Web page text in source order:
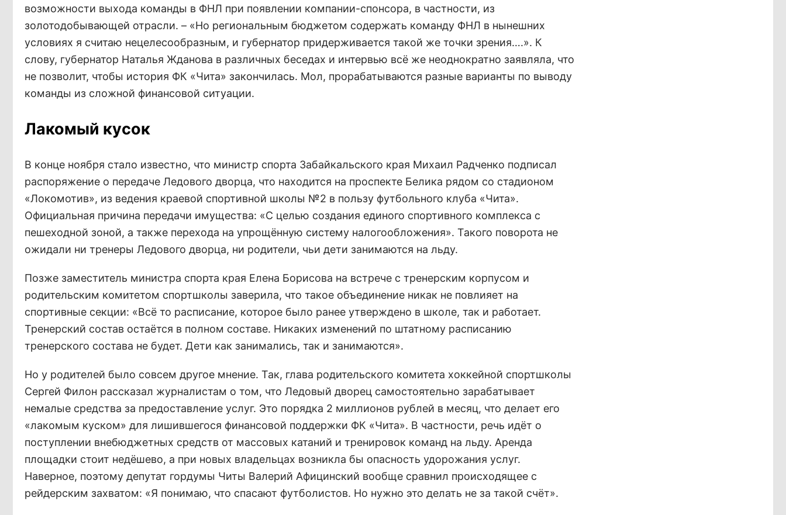
возможности выхода команды в ФНЛ при появлении компании-спонсора, в частности, из
золотодобывающей отрасли. – «Но региональным бюджетом содержать команду ФНЛ в нынешних
условиях я считаю нецелесообразным, и губернатор придерживается такой же точки зрения….». К
слову, губернатор Наталья Жданова в различных беседах и интервью всё же неоднократно заявляла, что
не позволит, чтобы история ФК «Чита» закончилась. Мол, прорабатываются разные варианты по выводу
команды из сложной финансовой ситуации.
Лакомый кусок
В конце ноября стало известно, что министр спорта Забайкальского края Михаил Радченко подписал
распоряжение о передаче Ледового дворца, что находится на проспекте Белика рядом со стадионом
«Локомотив», из ведения краевой спортивной школы №2 в пользу футбольного клуба «Чита».
Официальная причина передачи имущества: «С целью создания единого спортивного комплекса с
пешеходной зоной, а также перехода на упрощённую систему налогообложения». Такого поворота не
ожидали ни тренеры Ледового дворца, ни родители, чьи дети занимаются на льду.
Позже заместитель министра спорта края Елена Борисова на встрече с тренерским корпусом и
родительским комитетом спортшколы заверила, что такое объединение никак не повлияет на
спортивные секции: «Всё то расписание, которое было ранее утверждено в школе, так и работает.
Тренерский состав остаётся в полном составе. Никаких изменений по штатному расписанию
тренерского состава не будет. Дети как занимались, так и занимаются».
Но у родителей было совсем другое мнение. Так, глава родительского комитета хоккейной спортшколы
Сергей Филон рассказал журналистам о том, что Ледовый дворец самостоятельно зарабатывает
немалые средства за предоставление услуг. Это порядка 2 миллионов рублей в месяц, что делает его
«лакомым куском» для лишившегося финансовой поддержки ФК «Чита». В частности, речь идёт о
поступлении внебюджетных средств от массовых катаний и тренировок команд на льду. Аренда
площадки стоит недёшево, а при новых владельцах возникла бы опасность удорожания услуг.
Наверное, поэтому депутат гордумы Читы Валерий Афицинский вообще сравнил происходящее с
рейдерским захватом: «Я понимаю, что спасают футболистов. Но нужно это делать не за такой счёт».